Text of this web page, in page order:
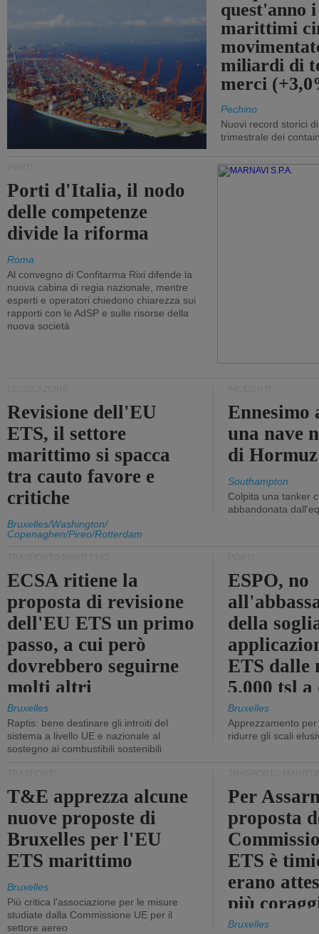
quest'anno
marittimi
miliardi di
merci
Pechino
Nuovi record storici
trimestrale dei
Porti d'Italia, il nodo
delle competenze
divide la riforma
Roma
Al convegno di Confitarma Rixi difende la
nuova cabina di regia nazionale, mentre
esperti e operatori chiedono chiarezza sui
rapporti con le AdSP e sulle risorse della
nuova società
Revisione dell'EU
ETS, il settore
marittimo si spacca
tra cauto favore e
critiche
Bruxelles/Washington/
Copenaghen/Pireo/Rotterdam
Ennesimo
una nave
di Hormuz
Southampton
Colpita una tanker
abbandonata
ECSA ritiene la
proposta di revisione
dell'EU ETS un primo
passo, a cui però
dovrebbero seguirne
molti altri
Bruxelles
Raptis: bene destinare gli introiti del
sistema a livello UE e nazionale al
sostegno ai combustibili sostenibili
ESPO, no
della
ETS dalle
5.000 tsl
400 tsl
Bruxelles
Apprezzamento
ridurre gli scali
T&E apprezza alcune
nuove proposte di
Bruxelles per l'EU
ETS marittimo
Bruxelles
Più critica l'associazione per le misure
studiate dalla Commissione UE per il
settore aereo
Per
proposta
ETS è
erano
più
Bruxelles